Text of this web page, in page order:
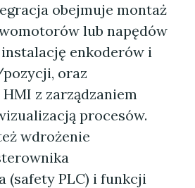
obejmuje montaż
lub napędów
enkoderów i
oraz
z zarządzaniem
procesów.
wdrożenie
(safety PLC) i funkcji